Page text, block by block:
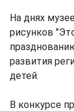
На днях
рисунков
развития
детей.
В конкурсе